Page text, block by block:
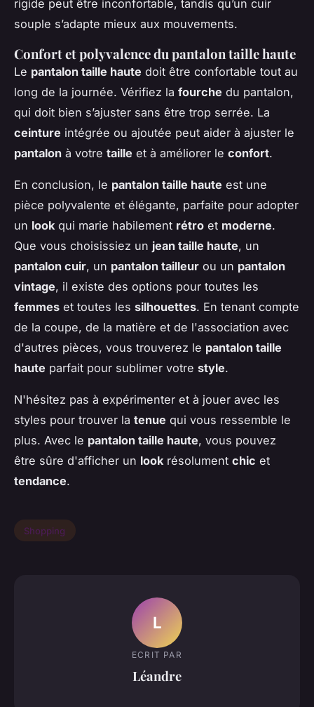
rigide peut être inconfortable, tandis qu’un cuir
souple s’adapte mieux aux mouvements.
Confort et polyvalence du pantalon taille haute
Le pantalon taille haute doit être confortable tout au
long de la journée. Vérifiez la fourche du pantalon,
qui doit bien s’ajuster sans être trop serrée. La
ceinture intégrée ou ajoutée peut aider à ajuster le
pantalon à votre taille et à améliorer le confort.
En conclusion, le pantalon taille haute est une
pièce polyvalente et élégante, parfaite pour adopter
un look qui marie habilement rétro et moderne.
Que vous choisissiez un jean taille haute, un
pantalon cuir, un pantalon tailleur ou un pantalon
vintage, il existe des options pour toutes les
femmes et toutes les silhouettes. En tenant compte
de la coupe, de la matière et de l'association avec
d'autres pièces, vous trouverez le pantalon taille
haute parfait pour sublimer votre style.
N'hésitez pas à expérimenter et à jouer avec les
styles pour trouver la tenue qui vous ressemble le
plus. Avec le pantalon taille haute, vous pouvez
être sûre d'afficher un look résolument chic et
tendance.
Shopping
L
ECRIT PAR
Léandre